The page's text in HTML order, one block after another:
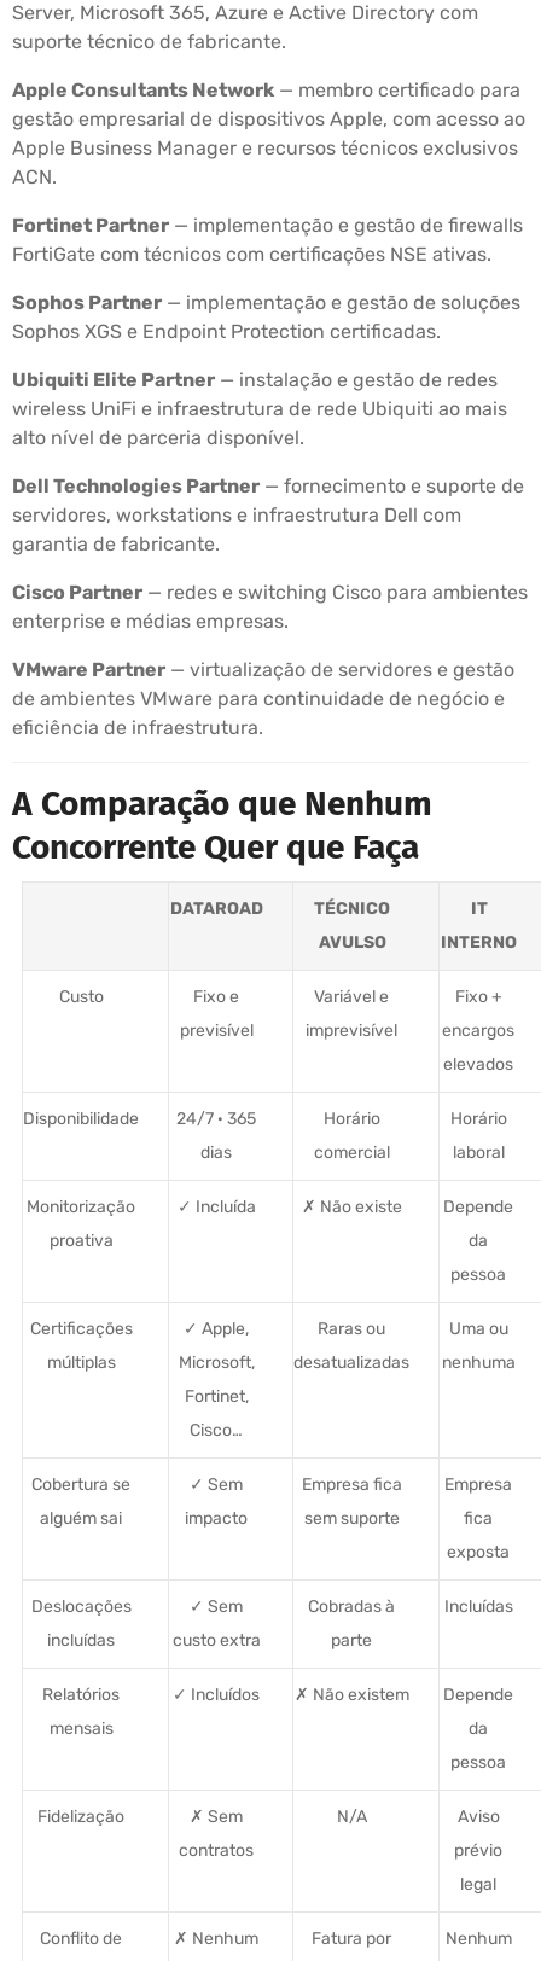
Server, Microsoft 365, Azure e Active Directory com
suporte técnico de fabricante.
Apple Consultants Network — membro certificado para
gestão empresarial de dispositivos Apple, com acesso ao
Apple Business Manager e recursos técnicos exclusivos
ACN.
Fortinet Partner — implementação e gestão de firewalls
FortiGate com técnicos com certificações NSE ativas.
Sophos Partner — implementação e gestão de soluções
Sophos XGS e Endpoint Protection certificadas.
Ubiquiti Elite Partner — instalação e gestão de redes
wireless UniFi e infraestrutura de rede Ubiquiti ao mais
alto nível de parceria disponível.
Dell Technologies Partner — fornecimento e suporte de
servidores, workstations e infraestrutura Dell com
garantia de fabricante.
Cisco Partner — redes e switching Cisco para ambientes
enterprise e médias empresas.
VMware Partner — virtualização de servidores e gestão
de ambientes VMware para continuidade de negócio e
eficiência de infraestrutura.
A Comparação que Nenhum
Concorrente Quer que Faça
DATAROAD
TÉCNICO
AVULSO
IT
INTERNO
Custo
Fixo e
previsível
Variável e
imprevisível
Fixo +
encargos
elevados
Disponibilidade
24/7 · 365
dias
Horário
comercial
Horário
laboral
Monitorização
proativa
✓ Incluída ✗ Não existe
Depende
da
pessoa
Certificações
múltiplas
✓ Apple,
Microsoft,
Fortinet,
Cisco…
Raras ou
desatualizadas
Uma ou
nenhuma
Cobertura se
alguém sai
✓ Sem
impacto
Empresa fica
sem suporte
Empresa
fica
exposta
Deslocações
incluídas
✓ Sem
custo extra
Cobradas à
parte
Incluídas
Relatórios
mensais
✓ Incluídos ✗ Não existem
Depende
da
pessoa
Fidelização
✗ Sem
contratos
N/A
Aviso
prévio
legal
Conflito de
✗ Nenhum
Fatura por
Nenhum